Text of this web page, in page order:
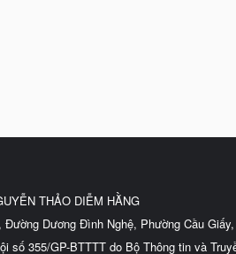
THẢO DIỄM HẰNG
Dương Đình Nghệ, Phường Cầu
số 355/GP-BTTTT do Bộ Thông tin và